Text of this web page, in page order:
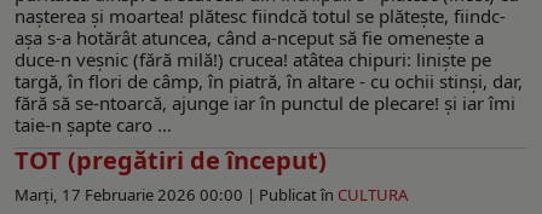
naşterea şi moartea! plătesc fiindcă totul se plăteşte, fiindc-
aşa s-a hotărât atuncea, când a-nceput să fie omeneşte a
duce-n veşnic (fără milă!) crucea! atâtea chipuri: linişte pe
targă, în flori de câmp, în piatră, în altare - cu ochii stinşi, dar,
fără să se-ntoarcă, ajunge iar în punctul de plecare! şi iar îmi
taie-n şapte caro ...
TOT (pregătiri de început)
Marți, 17 Februarie 2026 00:00 | Publicat în CULTURA